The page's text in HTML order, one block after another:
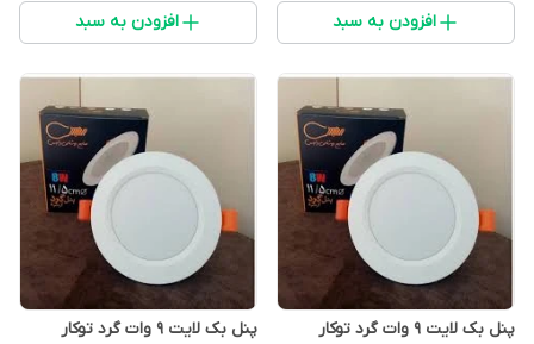
افزودن به سبد افزودن به سبد
پنل بک لایت 9 وات گرد توکار
پنل بک لایت 9 وات گرد توکار